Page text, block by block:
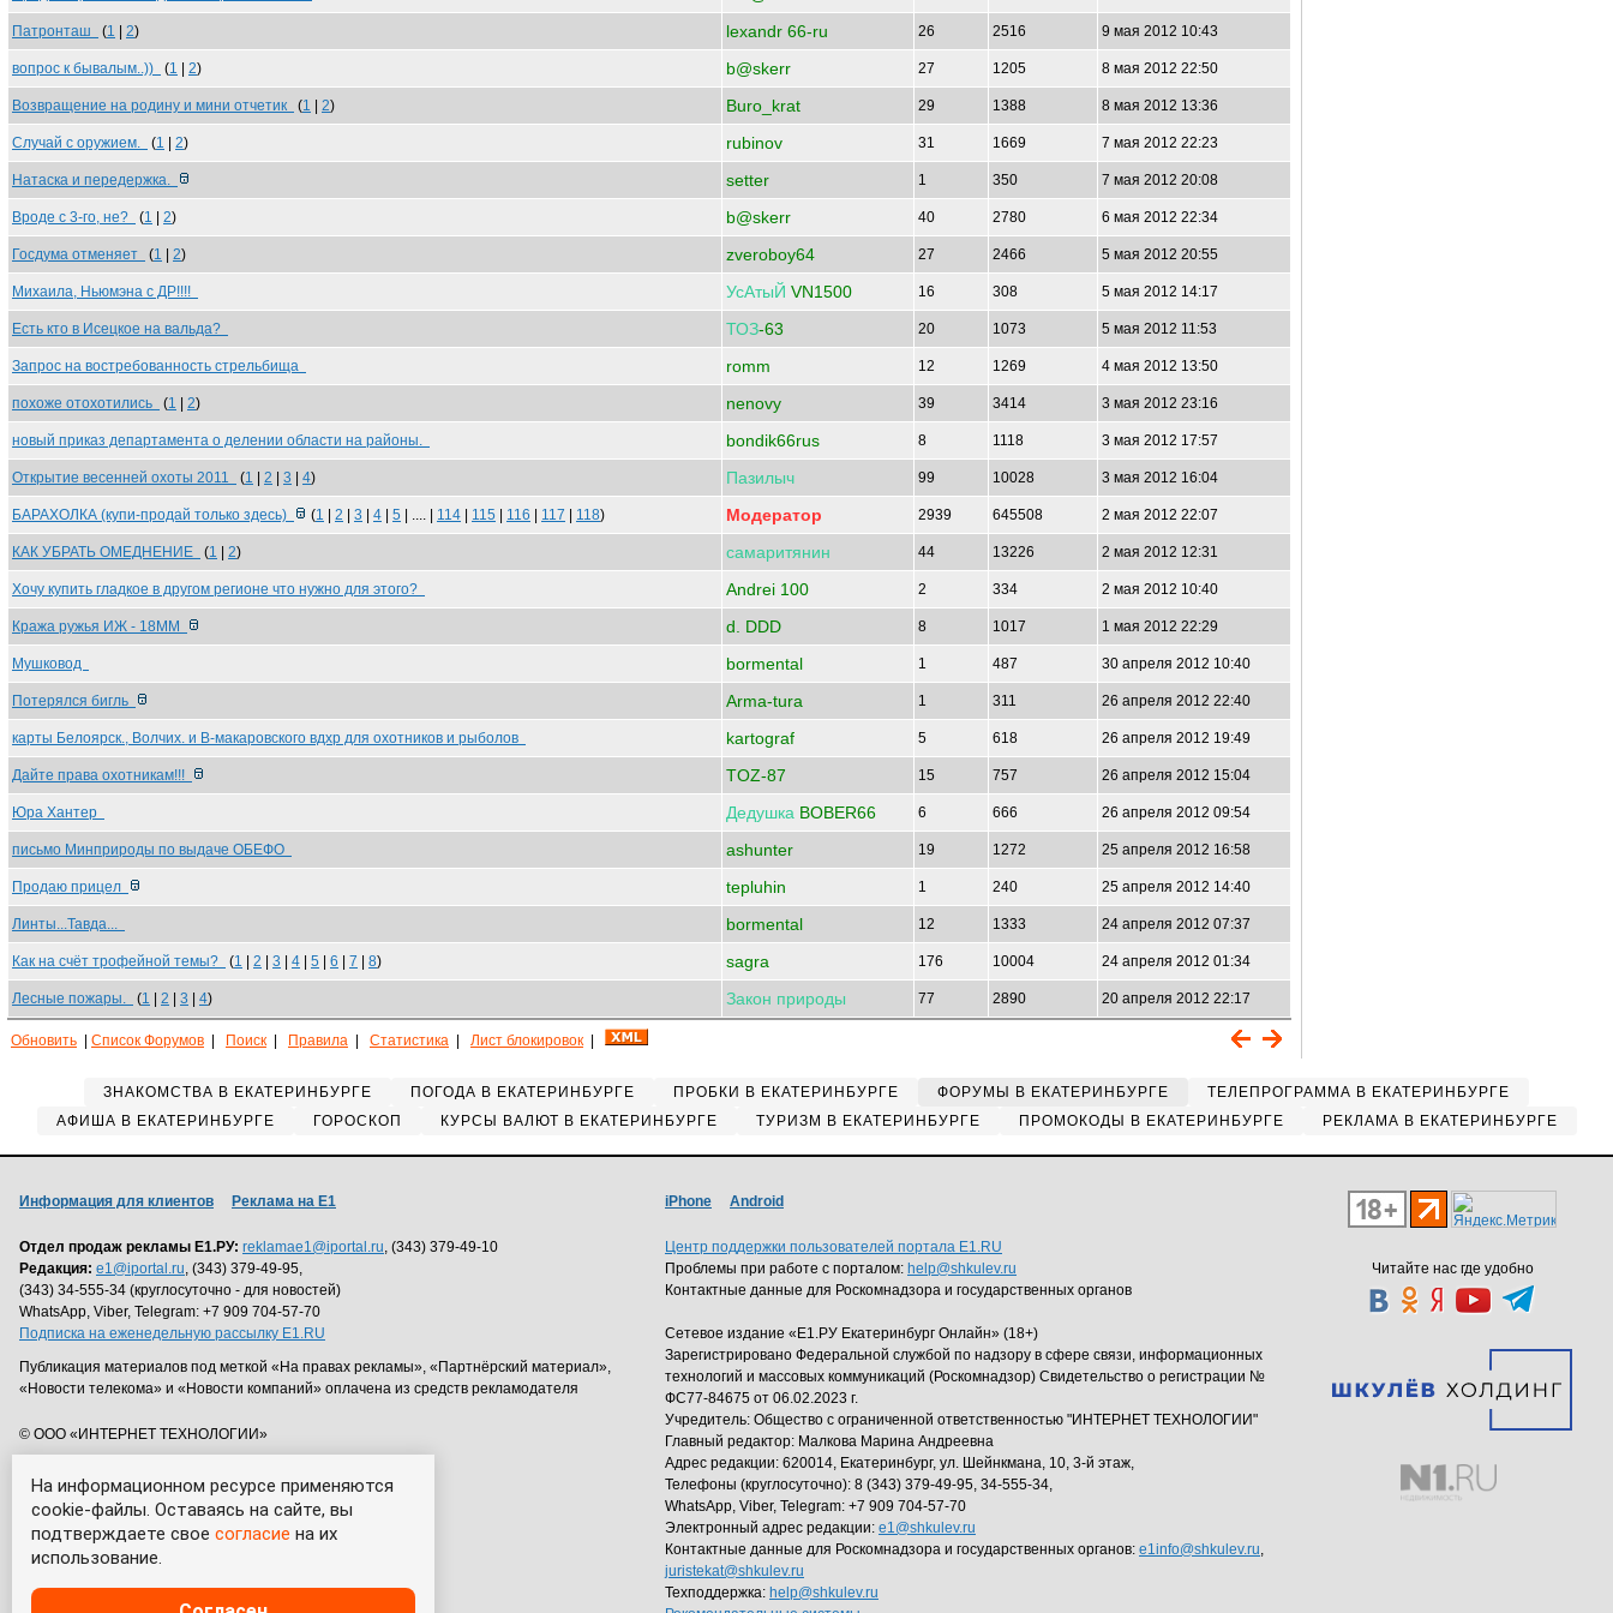
На информационном ресурсе применяются
cookie-файлы. Оставаясь на сайте, вы
подтверждаете свое согласие на их
использование.
Патронташ (1 2) lexandr 66-ru 26 2516 9 мая 2012 10:43
вопрос к бывалым..)) (1 2) b@skerr 27 1205 8 мая 2012 22:50
Возвращение на родину и мини отчетик (1 2) Buro_krat 29 1388 8 мая 2012 13:36
Случай с оружием. (1 2) rubinov 31 1669 7 мая 2012 22:23
Натаска и передержка. setter 1 350 7 мая 2012 20:08
Вроде с 3-го, не? (1 2) b@skerr 40 2780 6 мая 2012 22:34
Госдума отменяет (1 2) zveroboy64 27 2466 5 мая 2012 20:55
Михаила, Ньюмэна с ДР!!!! УсАтыЙ VN1500 16 308 5 мая 2012 14:17
Есть кто в Исецкое на вальда? ТОЗ-63 20 1073 5 мая 2012 11:53
Запрос на востребованность стрельбища romm 12 1269 4 мая 2012 13:50
похоже отохотились (1 2) nenovy 39 3414 3 мая 2012 23:16
новый приказ департамента о делении области на районы. bondik66rus 8 1118 3 мая 2012 17:57
Открытие весенней охоты 2011 (1 2 3 4) Пазилыч 99 10028 3 мая 2012 16:04
БАРАХОЛКА (купи-продай только здесь) (1 2 3 4 5 | .... | 114 115 116 117 118) Модератор 2939 645508 2 мая 2012 22:07
КАК УБРАТЬ ОМЕДНЕНИЕ (1 2) самаритянин 44 13226 2 мая 2012 12:31
Хочу купить гладкое в другом регионе что нужно для этого? Andrei 100 2 334 2 мая 2012 10:40
Кража ружья ИЖ - 18ММ d. DDD 8 1017 1 мая 2012 22:29
Мушковод bormental 1 487 30 апреля 2012 10:40
Потерялся бигль Arma-tura 1 311 26 апреля 2012 22:40
карты Белоярск., Волчих. и В-макаровского вдхр для охотников и рыболов kartograf 5 618 26 апреля 2012 19:49
Дайте права охотникам!!! TOZ-87 15 757 26 апреля 2012 15:04
Юра Хантер Дедушка BOBER66 6 666 26 апреля 2012 09:54
письмо Минприроды по выдаче ОБЕФО ashunter 19 1272 25 апреля 2012 16:58
Продаю прицел tepluhin 1 240 25 апреля 2012 14:40
Линты...Тавда... bormental 12 1333 24 апреля 2012 07:37
Как на счёт трофейной темы? (1 2 3 4 5 6 7 8) sagra 176 10004 24 апреля 2012 01:34
Лесные пожары. (1 2 3 4) Закон природы 77 2890 20 апреля 2012 22:17
Обновить Список Форумов Поиск Правила Статистика Лист блокировок
ЗНАКОМСТВА В ЕКАТЕРИНБУРГЕ ПОГОДА В ЕКАТЕРИНБУРГЕ ПРОБКИ В ЕКАТЕРИНБУРГЕ ФОРУМЫ В ЕКАТЕРИНБУРГЕ
ТЕЛЕПРОГРАММА В ЕКАТЕРИНБУРГЕ
АФИША В ЕКАТЕРИНБУРГЕ
ГОРОСКОП КУРСЫ ВАЛЮТ В ЕКАТЕРИНБУРГЕ ТУРИЗМ В ЕКАТЕРИНБУРГЕ ПРОМОКОДЫ В ЕКАТЕРИНБУРГЕ РЕКЛАМА В ЕКАТЕРИНБУРГЕ
Читайте нас где удобно
Информация для клиентов Реклама на Е1
Отдел продаж рекламы Е1.РУ: reklamae1@iportal.ru, (343) 379-49-10
Редакция: e1@iportal.ru, (343) 379-49-95,
(343) 34-555-34 (круглосуточно - для новостей)
WhatsApp, Viber, Telegram: +7 909 704-57-70
Подписка на еженедельную рассылку E1.RU
Публикация материалов под меткой «На правах рекламы», «Партнёрский материал»,
«Новости телекома» и «Новости компаний» оплачена из средств рекламодателя
© ООО «ИНТЕРНЕТ ТЕХНОЛОГИИ»
iPhone Android
Центр поддержки пользователей портала E1.RU
Проблемы при работе с порталом: help@shkulev.ru
Контактные данные для Роскомнадзора и государственных органов
Сетевое издание «Е1.РУ Екатеринбург Онлайн» (18+)
Зарегистрировано Федеральной службой по надзору в сфере связи, информационных
технологий и массовых коммуникаций (Роскомнадзор) Свидетельство о регистрации №
ФС77-84675 от 06.02.2023 г.
Учредитель: Общество с ограниченной ответственностью "ИНТЕРНЕТ ТЕХНОЛОГИИ"
Главный редактор: Малкова Марина Андреевна
Адрес редакции: 620014, Екатеринбург, ул. Шейнкмана, 10, 3-й этаж,
Телефоны (круглосуточно): 8 (343) 379-49-95, 34-555-34,
WhatsApp, Viber, Telegram: +7 909 704-57-70
Электронный адрес редакции: e1@shkulev.ru
Контактные данные для Роскомнадзора и государственных органов: e1info@shkulev.ru,
juristekat@shkulev.ru
Техподдержка: help@shkulev.ru